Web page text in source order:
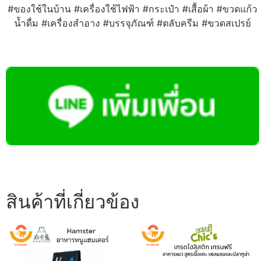
#ของใช้ในบ้าน #เครื่องใช้ไฟฟ้า #กระเป๋า #เสื้อผ้า #ขวดแก้ว
น้ำดื่ม #เครื่องสำอาง #บรรจุภัณฑ์ #ตลับครีม #ขวดสเปรย์
สินค้าที่เกี่ยวข้อง